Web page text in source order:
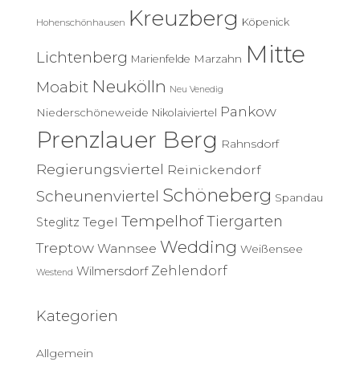
Hohenschönhausen Kreuzberg Köpenick
Lichtenberg Marienfelde Marzahn Mitte
Moabit Neukölln Neu Venedig
Niederschöneweide Nikolaiviertel Pankow
Prenzlauer Berg Rahnsdorf
Regierungsviertel Reinickendorf
Scheunenviertel Schöneberg Spandau
Steglitz Tegel TempelhofTiergarten
Treptow Wannsee Wedding Weißensee
Westend Wilmersdorf Zehlendorf
Kategorien
Allgemein